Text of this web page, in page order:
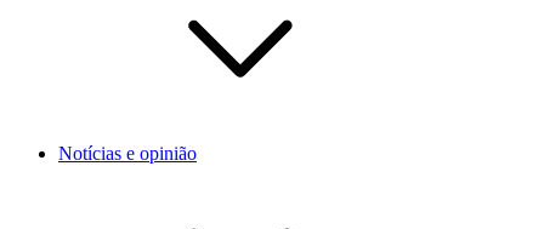
Notícias e opinião